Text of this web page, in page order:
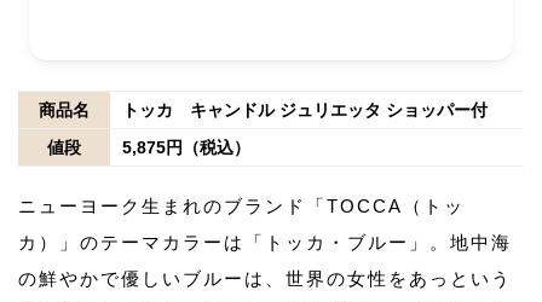
商品名
トッカ キャンドル ジュリエッタ ショッパー付
値段
5,875円（税込）
ニューヨーク生まれのブランド「TOCCA（トッ
カ）」のテーマカラーは「トッカ・ブルー」。地中海
の鮮やかで優しいブルーは、世界の女性をあっという